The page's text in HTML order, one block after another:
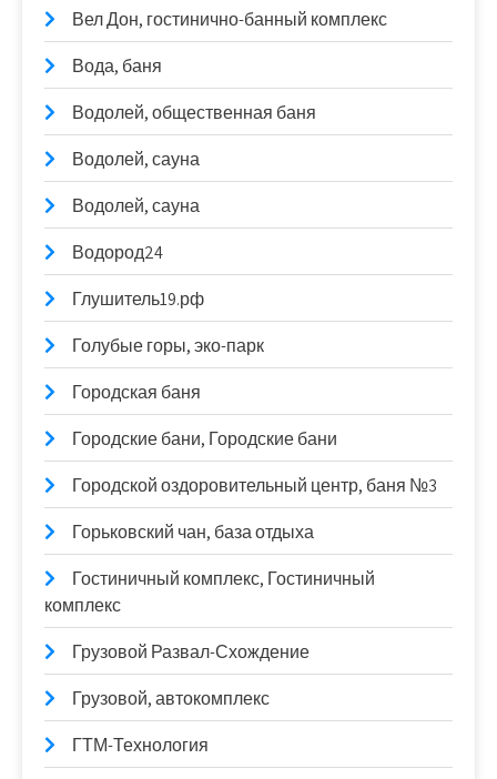
Вел Дон, гостинично-банный комплекс
Вода, баня
Водолей, общественная баня
Водолей, сауна
Водолей, сауна
Водород24
Глушитель19.рф
Голубые горы, эко-парк
Городская баня
Городские бани, Городские бани
Городской оздоровительный центр, баня №3
Горьковский чан, база отдыха
Гостиничный комплекс, Гостиничный
комплекс
Грузовой Развал-Схождение
Грузовой, автокомплекс
ГТМ-Технология